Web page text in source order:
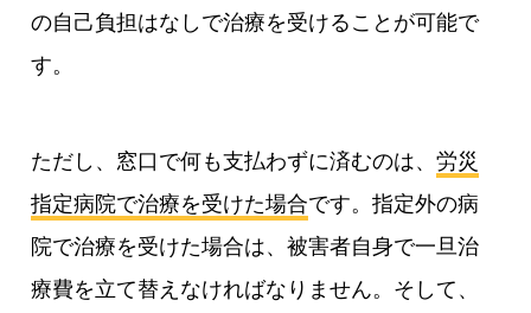
の自己負担はなしで治療を受けることが可能で
す。
ただし、窓口で何も支払わずに済むのは、労災
指定病院で治療を受けた場合です。指定外の病
院で治療を受けた場合は、被害者自身で一旦治
療費を立て替えなければなりません。そして、